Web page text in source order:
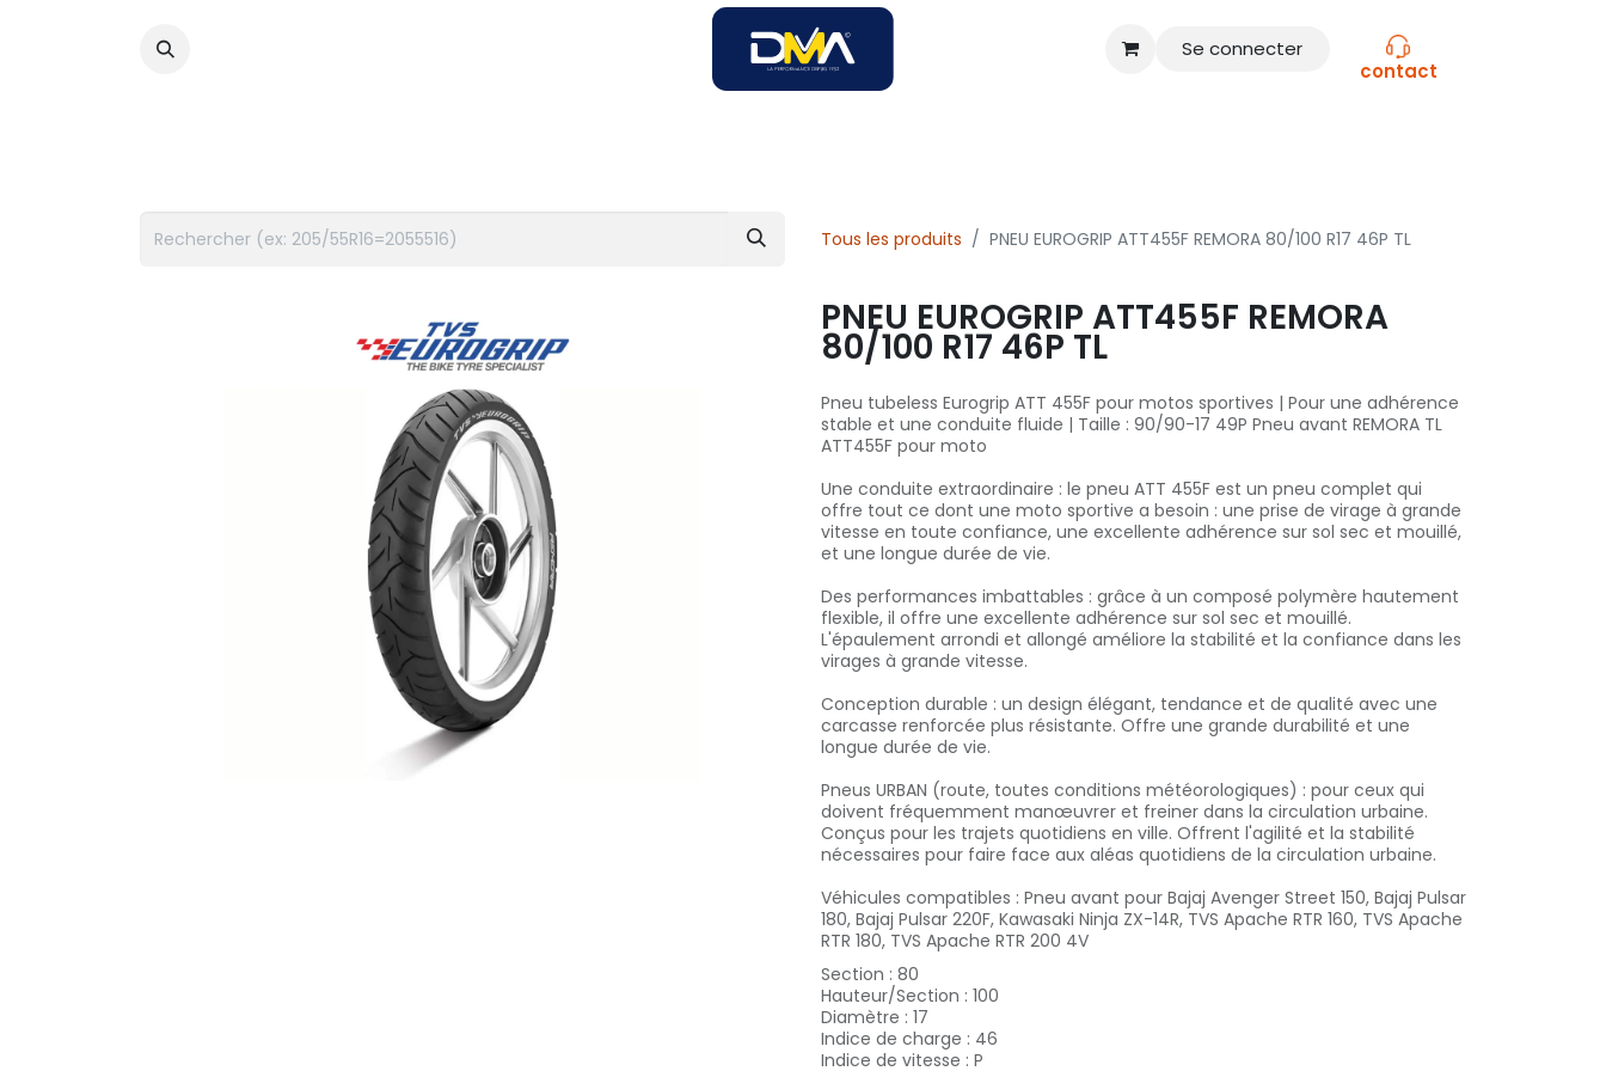
Se connecter
contact
Tous les produits PNEU EUROGRIP ATT455F REMORA 80/100 R17 46P TL
PNEU EUROGRIP ATT455F REMORA
80/100 R17 46P TL
Pneu tubeless Eurogrip ATT 455F pour motos sportives | Pour une adhérence
stable et une conduite fluide | Taille : 90/90-17 49P Pneu avant REMORA TL
ATT455F pour moto
Une conduite extraordinaire : le pneu ATT 455F est un pneu complet qui
offre tout ce dont une moto sportive a besoin : une prise de virage à grande
vitesse en toute confiance, une excellente adhérence sur sol sec et mouillé,
et une longue durée de vie.
Des performances imbattables : grâce à un composé polymère hautement
flexible, il offre une excellente adhérence sur sol sec et mouillé.
L'épaulement arrondi et allongé améliore la stabilité et la confiance dans les
virages à grande vitesse.
Conception durable : un design élégant, tendance et de qualité avec une
carcasse renforcée plus résistante. Offre une grande durabilité et une
longue durée de vie.
Pneus URBAN (route, toutes conditions météorologiques) : pour ceux qui
doivent fréquemment manœuvrer et freiner dans la circulation urbaine.
Conçus pour les trajets quotidiens en ville. Offrent l'agilité et la stabilité
nécessaires pour faire face aux aléas quotidiens de la circulation urbaine.
Véhicules compatibles : Pneu avant pour Bajaj Avenger Street 150, Bajaj Pulsar
180, Bajaj Pulsar 220F, Kawasaki Ninja ZX-14R, TVS Apache RTR 160, TVS Apache
RTR 180, TVS Apache RTR 200 4V
Section : 80
Hauteur/Section : 100
Diamètre : 17
Indice de charge : 46
Indice de vitesse : P